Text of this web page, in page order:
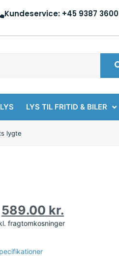
Kundeservice: +45 9387 3600
LYS TIL FRITID & BILER
lygte
589.00 kr.
fragtomkosninger